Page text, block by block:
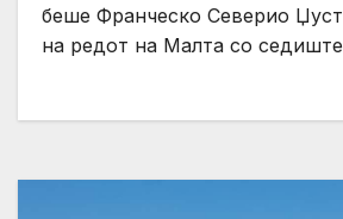
беше Франческо Северио
на редот на Малта со